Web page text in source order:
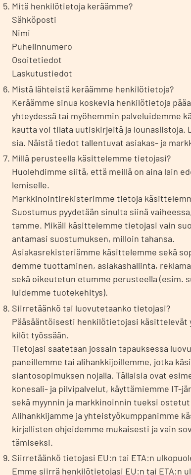
Mitä hen­ki­lö­tie­to­ja kerääm­me?
Säh­kö­pos­ti
Nimi
Puhe­lin­nu­me­ro
Osoi­te­tie­dot
Las­ku­tus­tie­dot
Mis­tä läh­teis­tä kerääm­me hen­ki­lö­tie­to­ja?
Kerääm­me sinua kos­ke­via hen­ki­lö­tie­to­ja
yhtey­des­sä tai myö­hem­min pal­ve­lui­dem­me
kaut­ta voi tila­ta uutis­kir­jei­tä ja
sia. Näis­tä tie­dot tal­len­tu­vat asia­kas- ja
Mil­lä perus­teel­la käsit­te­lem­me tie­to­ja­si?
Huo­leh­dim­me sii­tä, että meil­lä on aina lain
le­mi­sel­le.
Mark­ki­noin­ti­re­kis­te­rim­me tie­to­ja
Suos­tu­mus pyy­de­tään sinul­ta sii­nä
tam­me. Mikä­li käsit­te­lem­me tie­to­ja­si vain
anta­ma­si suos­tu­muk­sen, mil­loin tahan­sa.
Asia­kas­re­kis­te­riäm­me käsit­te­lem­me sekä
dem­me tuot­ta­mi­nen, asia­kas­hal­lin­ta,
sekä oikeu­te­tun etum­me perus­teel­la (esim.
lui­dem­me tuo­te­ke­hi­tys).
Siir­re­tään­kö tai luo­vu­te­taan­ko tie­to­ja­si?
Pää­sään­töi­ses­ti hen­ki­lö­tie­to­ja­si
ki­löt työs­sään.
Tie­to­ja­si saa­te­taan jos­sain tapauk­ses­sa
pa­neil­lem­me tai ali­hank­ki­joil­lem­me, jot­ka
sian­to­so­pi­muk­sen nojal­la. Täl­lai­sia ovat
kone­sa­li- ja pil­vi­pal­ve­lut, käyt­tä­miem­me
sekä myyn­nin ja mark­ki­noin­nin tuek­si
Ali­hank­ki­jam­me ja yhteis­työ­kump­pa­nim­me
kir­jal­lis­ten ohjei­dem­me mukai­ses­ti ja vain
tä­mi­sek­si.
Siir­re­tään­kö tie­to­ja­si EU:n tai ETA:n
Emme siir­rä hen­ki­lö­tie­to­ja­si EU:n tai ETA:n